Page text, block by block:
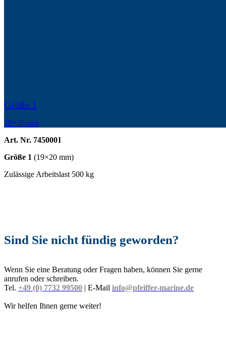
Größe 1
19×20 mm
Art. Nr. 7450001
Größe 1 (19×20 mm)
Zulässige Arbeitslast 500 kg
Sind Sie nicht fündig geworden?
Wenn Sie eine Beratung oder Fragen haben, können Sie gerne
anrufen oder schreiben.
Tel. +49 (0) 7732 99500 | E-Mail info@pfeiffer-marine.de
Wir helfen Ihnen gerne weiter!